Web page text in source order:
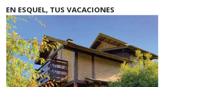
EN ESQUEL, TUS VACACIONES